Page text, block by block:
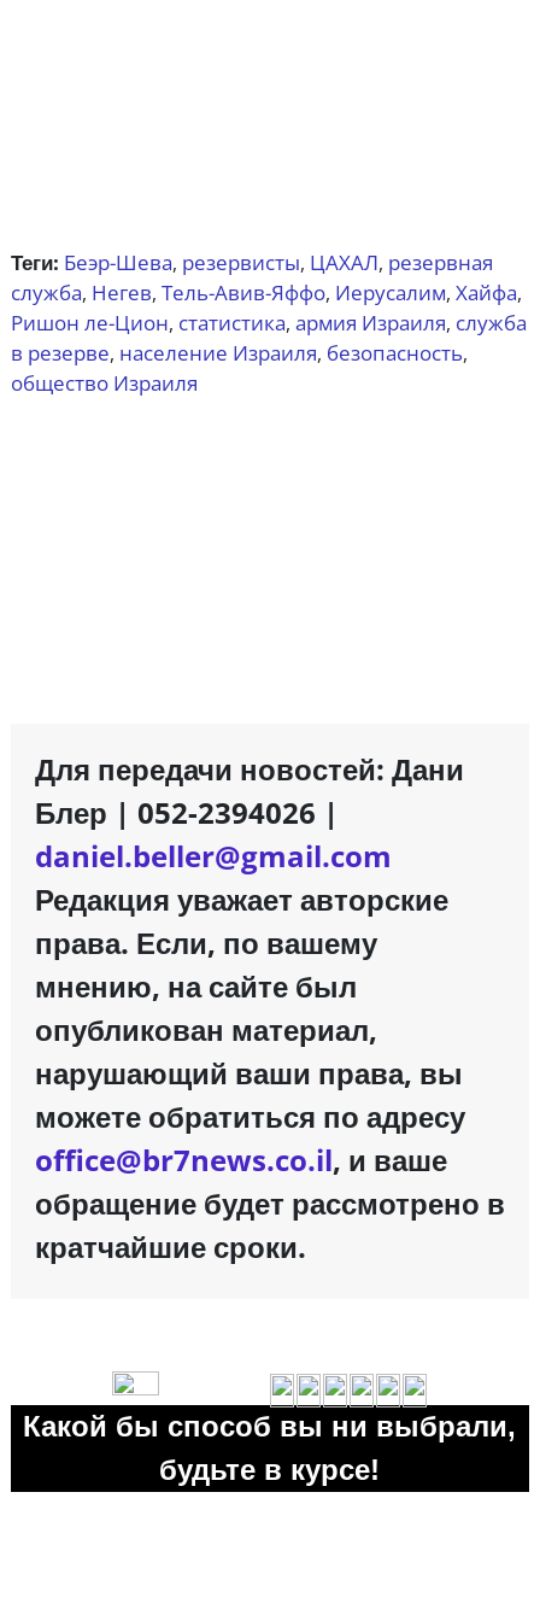
Теги: Беэр-Шева, резервисты, ЦАХАЛ, резервная
служба, Негев, Тель-Авив-Яффо, Иерусалим, Хайфа,
Ришон ле-Цион, статистика, армия Израиля, служба
в резерве, население Израиля, безопасность,
общество Израиля
Для передачи новостей: Дани
Блер | 052-2394026 |
daniel.beller@gmail.com
Редакция уважает авторские
права. Если, по вашему
мнению, на сайте был
опубликован материал,
нарушающий ваши права, вы
можете обратиться по адресу
office@br7news.co.il, и ваше
обращение будет рассмотрено в
кратчайшие сроки.
Какой бы способ вы ни выбрали,
будьте в курсе!